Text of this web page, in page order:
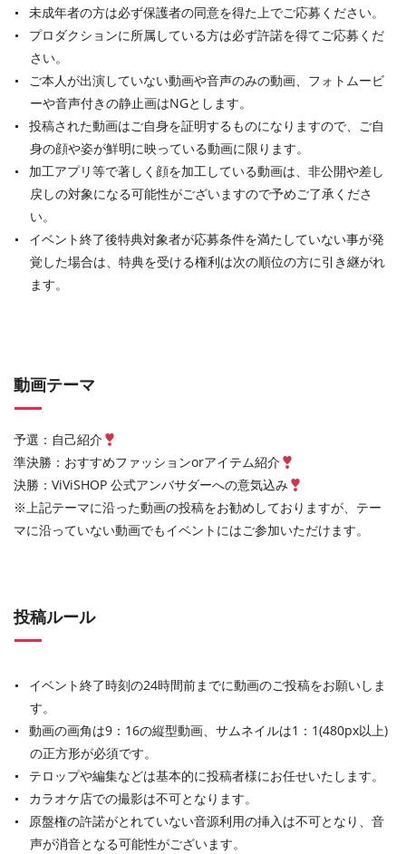
未成年者の方は必ず保護者の同意を得た上でご応募ください。
プロダクションに所属している方は必ず許諾を得てご応募くだ
さい。
ご本人が出演していない動画や音声のみの動画、フォトムービ
ーや音声付きの静止画はNGとします。
投稿された動画はご自身を証明するものになりますので、ご自
身の顔や姿が鮮明に映っている動画に限ります。
加工アプリ等で著しく顔を加工している動画は、非公開や差し
戻しの対象になる可能性がございますので予めご了承くださ
い。
イベント終了後特典対象者が応募条件を満たしていない事が発
覚した場合は、特典を受ける権利は次の順位の方に引き継がれ
ます。
動画テーマ
予選：自己紹介
準決勝：おすすめファッションorアイテム紹介
決勝：ViViSHOP 公式アンバサダーへの意気込み
※上記テーマに沿った動画の投稿をお勧めしておりますが、テー
マに沿っていない動画でもイベントにはご参加いただけます。
投稿ルール
イベント終了時刻の24時間前までに動画のご投稿をお願いしま
す。
動画の画角は9：16の縦型動画、サムネイルは1：1(480px以上)
の正方形が必須です。
テロップや編集などは基本的に投稿者様にお任せいたします。
カラオケ店での撮影は不可となります。
原盤権の許諾がとれていない音源利用の挿入は不可となり、音
声が消音となる可能性がございます。